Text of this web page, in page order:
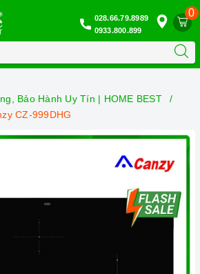
0
028.66.79.8989
0933.800.899
Bảo Hành Uy Tín | HOME BEST
CZ-999DHG